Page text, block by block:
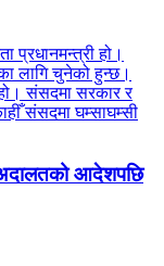
हो।
लागि चुनेको हुन्छ।
संसदमा सरकार र
संसदमा घम्साघम्सी
आदेशपछि